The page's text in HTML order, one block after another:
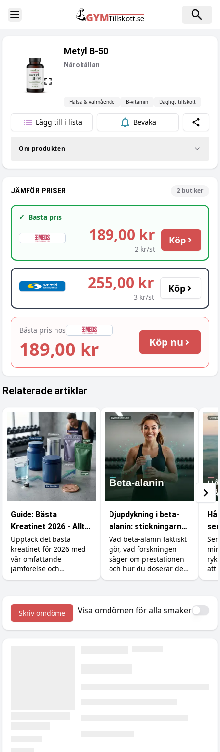
Toggle Sidebar
Metyl B-50
Närokällan
Hälsa & välmående B-vitamin Dagligt tillskott
Lägg till i lista Bevaka Dela
Om produkten
JÄMFÖR PRISER 2 butiker
✓ Bästa pris
189,00 kr
2 kr/st
Köp
255,00 kr
3 kr/st
Köp
Bästa pris hos
189,00 kr Köp nu
Relaterade artiklar
Guide: Bästa
Kreatinet 2026 - Allt
du behöver veta
Upptäck det bästa
kreatinet för 2026 med
vår omfattande
jämförelse och
prisjämförelse.
Djupdykning i beta-
alanin: stickningarna,
karnosinet och
effekten
Vad beta-alanin faktiskt
gör, vad forskningen
säger om prestationen
och hur du doserar det
rätt (inklusive varför du
på
att
du
Skriv omdöme Visa omdömen för alla smaker